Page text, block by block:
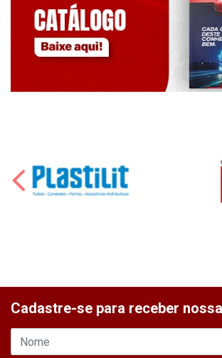
Cadastre-se para receber